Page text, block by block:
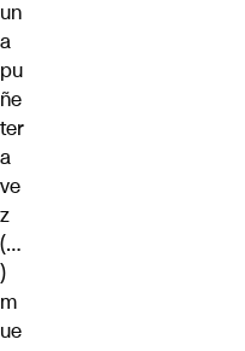
un
a
pu
ñe
ter
a
ve
z
(…
)
m
ue